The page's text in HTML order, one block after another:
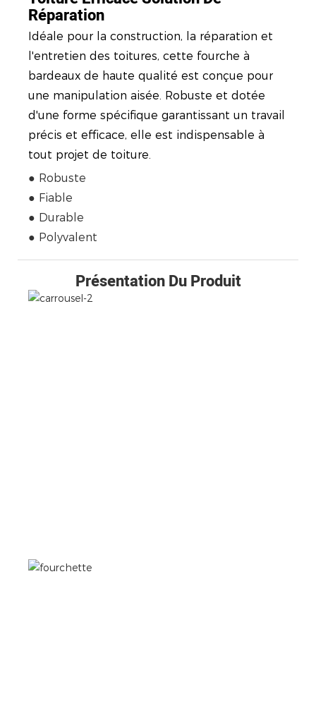
Réparation
Idéale pour la construction, la réparation et
l'entretien des toitures, cette fourche à
bardeaux de haute qualité est conçue pour
une manipulation aisée. Robuste et dotée
d'une forme spécifique garantissant un travail
précis et efficace, elle est indispensable à
tout projet de toiture.
● Robuste
● Fiable
● Durable
● Polyvalent
Présentation Du Produit